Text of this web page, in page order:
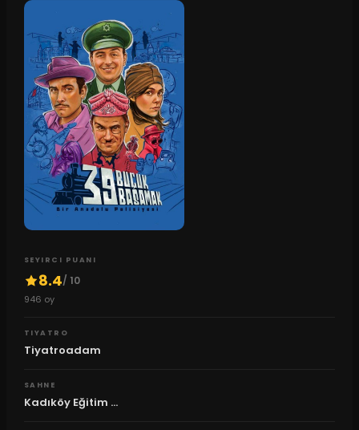
SEYIRCI PUANI
8.4/ 10
946 oy
TIYATRO
Tiyatroadam
SAHNE
Kadıköy Eğitim ...